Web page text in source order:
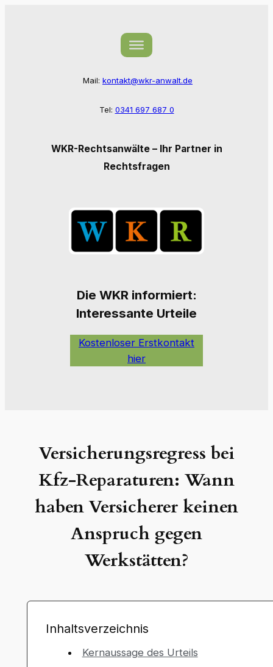
Mail: kontakt@wkr-anwalt.de
Tel: 0341 697 687 0
WKR-Rechtsanwälte – Ihr Partner in
Rechtsfragen
Die WKR informiert:
Interessante Urteile
Kostenloser Erstkontakt
hier
Versicherungsregress bei
Kfz-Reparaturen: Wann
haben Versicherer keinen
Anspruch gegen
Werkstätten?
Inhaltsverzeichnis
Kernaussage des Urteils